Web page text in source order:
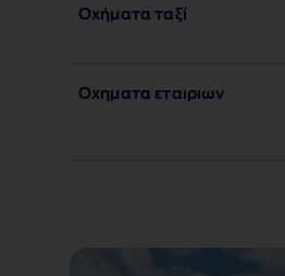
Οχήματα ταξί
Οχηματα εταιριων